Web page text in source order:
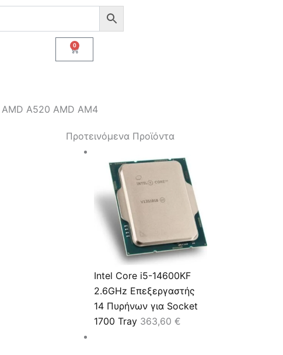
0
Cart
A520 AMD AM4
Προτεινόμενα Προϊόντα
Intel Core i5-14600KF
2.6GHz Επεξεργαστής
14 Πυρήνων για Socket
1700 Tray 363,60 €